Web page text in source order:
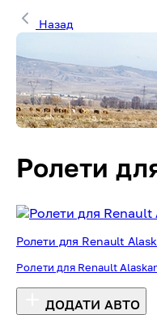
Назад
Ролети
Ролети для Renault
Ролети для Renault
ДОДАТИ АВТО